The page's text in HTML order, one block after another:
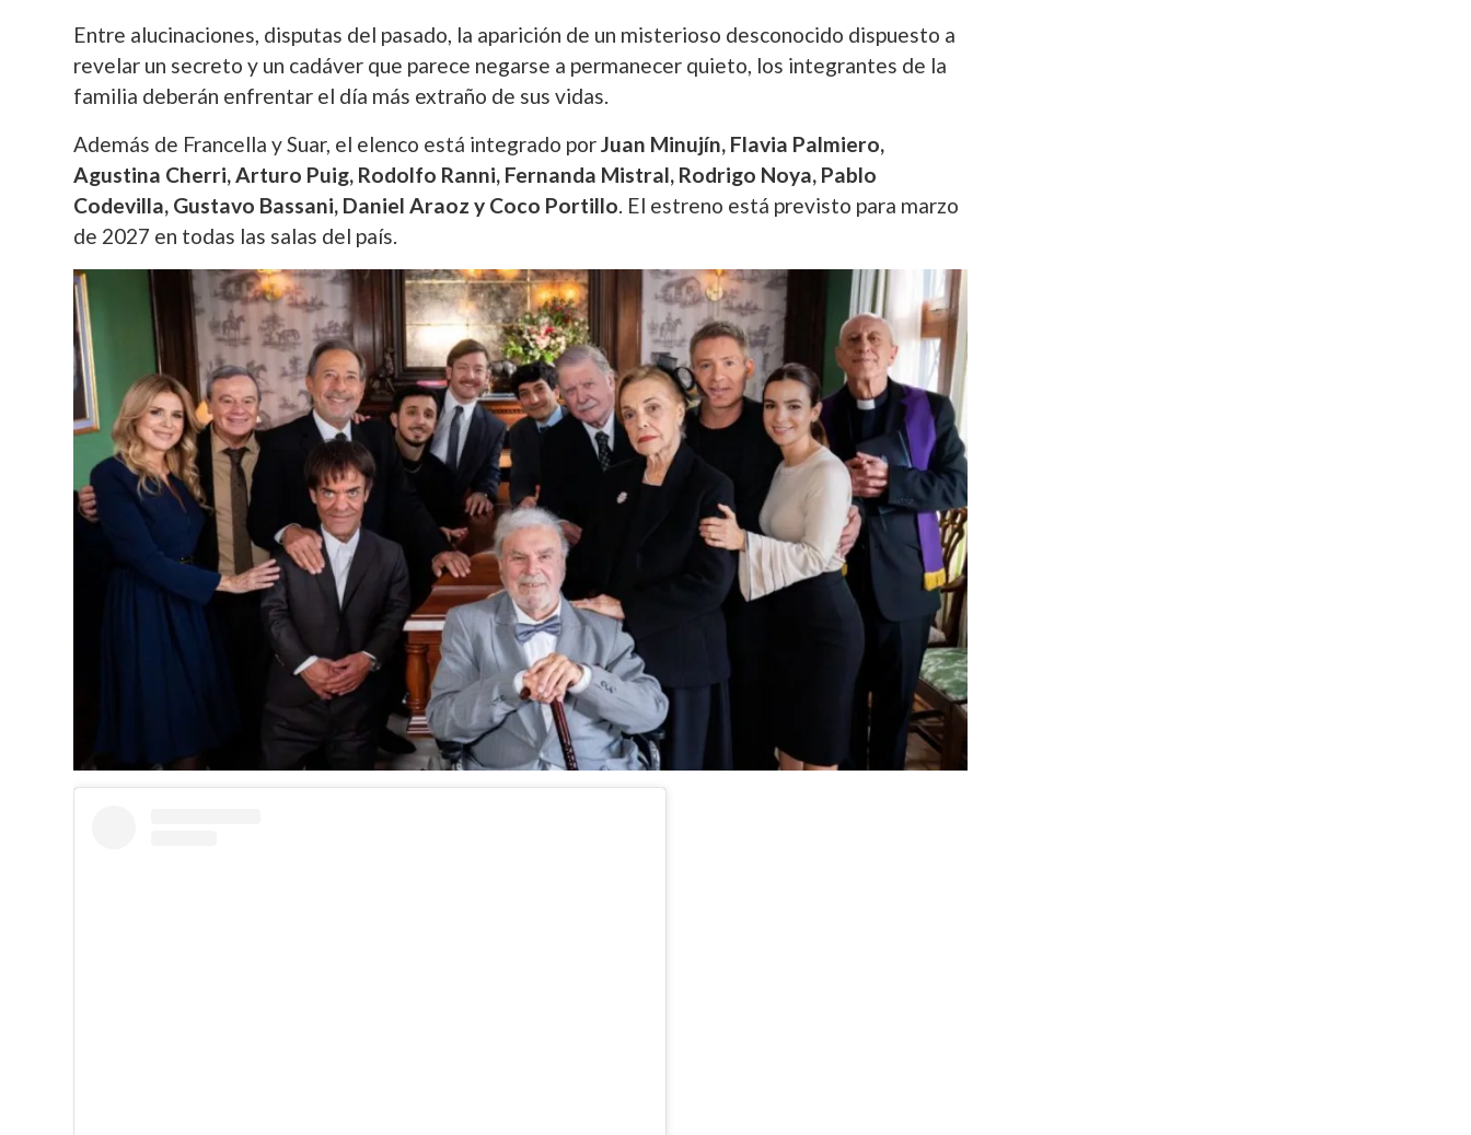
Entre alucinaciones, disputas del pasado, la aparición de un misterioso desconocido dispuesto a
revelar un secreto y un cadáver que parece negarse a permanecer quieto, los integrantes de la
familia deberán enfrentar el día más extraño de sus vidas.
Además de Francella y Suar, el elenco está integrado porJuan Minujín, Flavia Palmiero,
Agustina Cherri, Arturo Puig, Rodolfo Ranni, Fernanda Mistral, Rodrigo Noya, Pablo
Codevilla, Gustavo Bassani, Daniel Araoz y Coco Portillo. El estreno está previsto para marzo
de 2027 en todas las salas del país.